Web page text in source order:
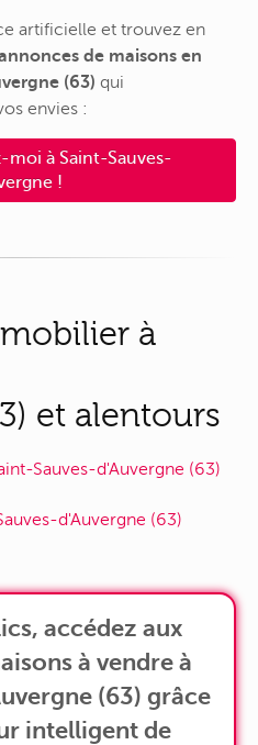
artificielle et trouvez en
de maisons en
(63) qui
envies :
à Saint-Sauves-
!
à
et alentours
Sauves-d'Auvergne (63)
d'Auvergne (63)
accédez aux
à vendre à
(63) grâce
intelligent de